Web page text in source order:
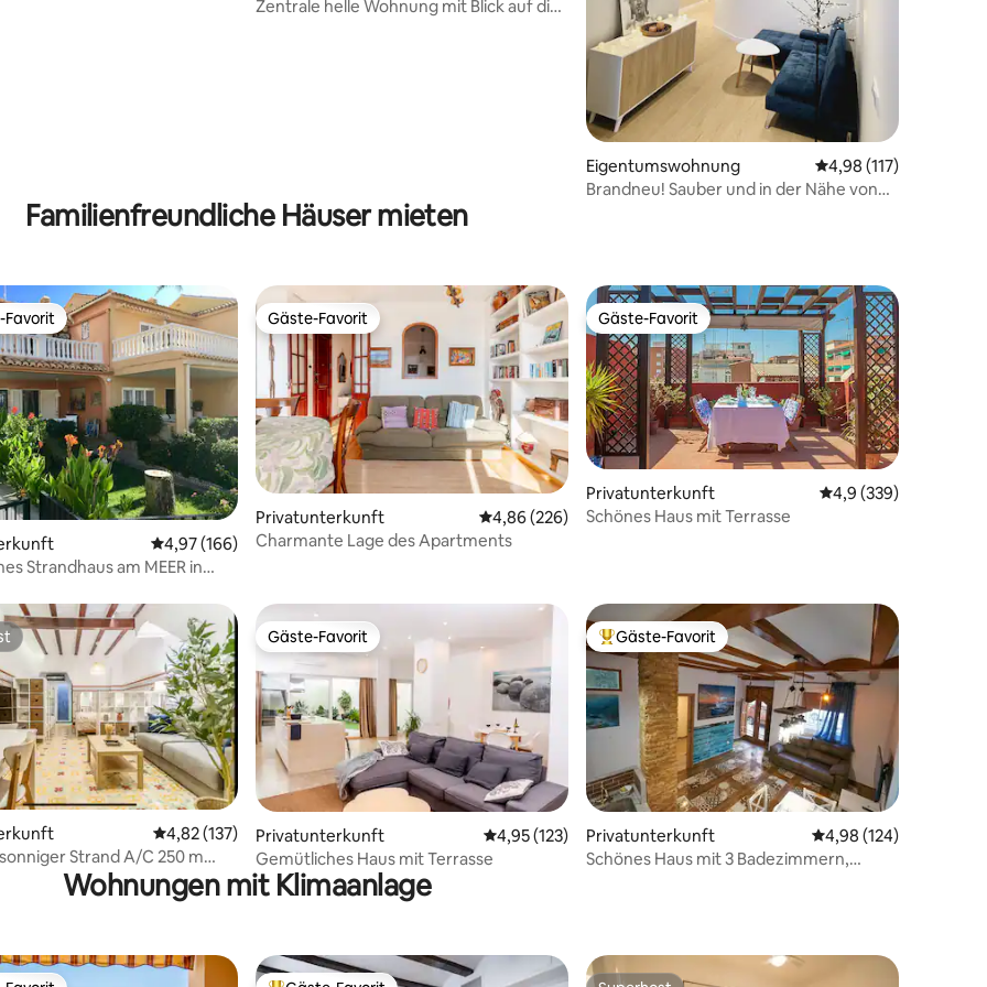
Zentrale helle Wohnung mit Blick auf die
Eigentumswohnung Durchschnittliche
4,98 (117)
Brandneu! Sauber und in der Nähe von
Familienfreundliche Häuser mieten
4,9 von 5, 127 Bewertungen
Favorit.
Favorit
Durchschnittliche Bewertung: 4,97 von 5, 166 Bewertungen
4,97 (166)
Strandhaus am MEER in
Gäste-Favorit
Gäste-Favorit
Privatunterkunft Durchschnittliche Bewertung: 4,86 von 5, 226 Bewertungen
4,86 (226)
Charmante Lage des Apartments
Gäste-Favorit
Gäste-Favorit
Privatunterkunft Durchschnittliche
4,9 (339)
Schönes Haus mit Terrasse
4,89 von 5, 123 Bewertungen
Durchschnittliche Bewertung: 4,82 von 5, 137 Bewertungen
4,82 (137)
Strand A/C 250 m
entfernt
Gäste-Favorit
Gäste-Favorit
Privatunterkunft Durchschnittliche Bewertung: 4,95 von 5, 123 Bewertungen
4,95 (123)
Gemütliches Haus mit Terrasse
Beliebter Gäste-Favorit.
Gäste-Favorit
Privatunterkunft Durchschnittliche
4,98 (124)
Schönes Haus mit 3 Badezimmern,
Wohnungen mit Klimaanlage